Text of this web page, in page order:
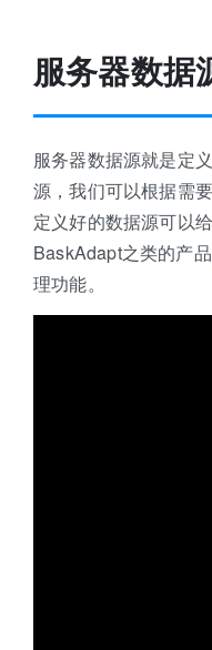
服务器数据
服务器数据源就是定
源，我们可以根据需
定义好的数据源可以
BaskAdapt之类的产
理功能。